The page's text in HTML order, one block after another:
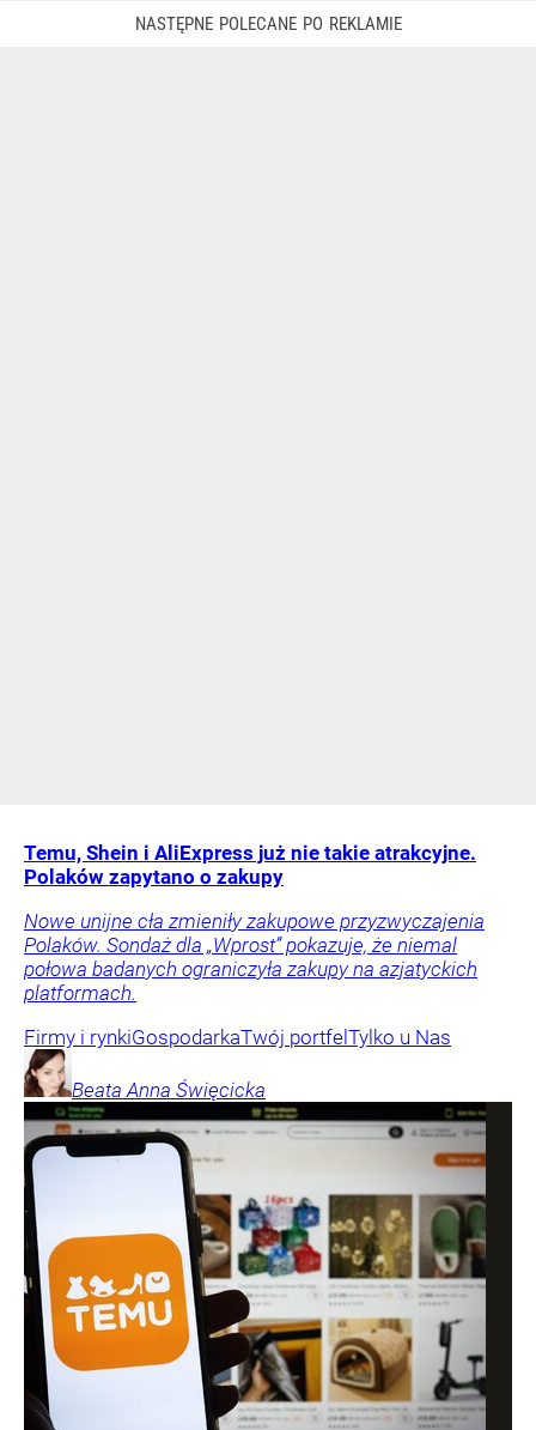
Temu, Shein i AliExpress już nie takie atrakcyjne.
Polaków zapytano o zakupy
Nowe unijne cła zmieniły zakupowe przyzwyczajenia
Polaków. Sondaż dla „Wprost” pokazuje, że niemal
połowa badanych ograniczyła zakupy na azjatyckich
platformach.
Firmy i rynkiGospodarkaTwój portfel Tylko u Nas
Beata Anna Święcicka